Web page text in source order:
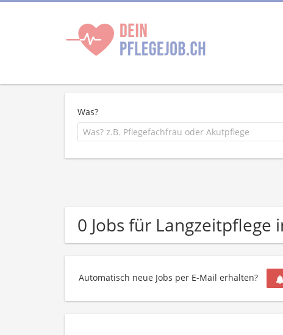
Was?
0 Jobs für Langzeitpflege
Automatisch neue Jobs per E-Mail erhalten?